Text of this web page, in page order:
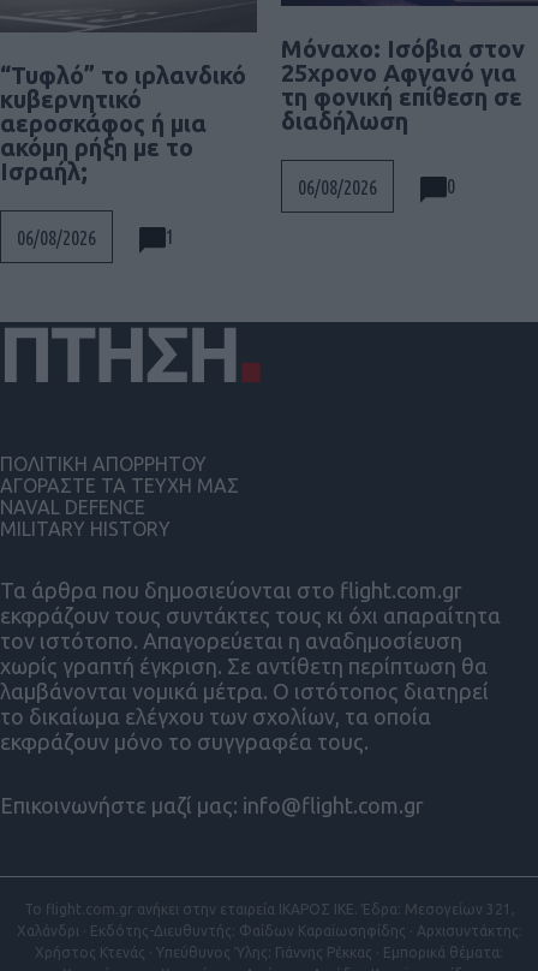
“Τυφλό” το ιρλανδικό
κυβερνητικό
αεροσκάφος ή μια
ακόμη ρήξη με το
Ισραήλ;
06/08/2026 1
Μόναχο: Ισόβια στον
25χρονο Αφγανό για
τη φονική επίθεση σε
διαδήλωση
06/08/2026 0
Τα άρθρα που δημοσιεύονται στο flight.com.gr
εκφράζουν τους συντάκτες τους κι όχι απαραίτητα
τον ιστότοπο. Απαγορεύεται η αναδημοσίευση
χωρίς γραπτή έγκριση. Σε αντίθετη περίπτωση θα
λαμβάνονται νομικά μέτρα. Ο ιστότοπος διατηρεί
το δικαίωμα ελέγχου των σχολίων, τα οποία
εκφράζουν μόνο το συγγραφέα τους.
Επικοινωνήστε μαζί μας: info@flight.com.gr
ΠΟΛΙΤΙΚΗ ΑΠΟΡΡΗΤΟΥ
ΑΓΟΡΑΣΤΕ ΤΑ ΤΕΥΧΗ ΜΑΣ
NAVAL DEFENCE
MILITARY HISTORY
Το flight.com.gr ανήκει στην εταιρεία ΙΚΑΡΟΣ ΙΚΕ. Έδρα: Μεσογείων 321,
Χαλάνδρι · Εκδότης-Διευθυντής: Φαίδων Καραϊωσηφίδης · Αρχισυντάκτης:
Χρήστος Κτενάς · Υπεύθυνος Ύλης: Γιάννης Ρέκκας · Εμπορικά θέματα: